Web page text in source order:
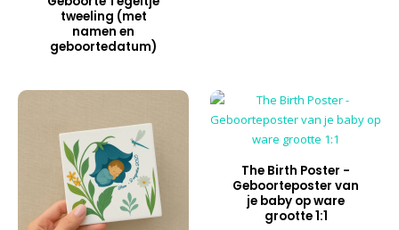
tweeling (met
namen en
geboortedatum)
The Birth Poster -
Geboorteposter van
je baby op ware
grootte 1:1